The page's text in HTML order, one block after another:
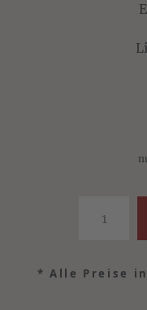
* Alle Preise